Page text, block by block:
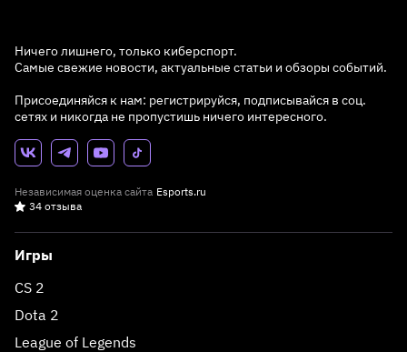
Ничего лишнего, только киберспорт.
Самые свежие новости, актуальные статьи и обзоры событий.
Присоединяйся к нам: регистрируйся, подписывайся в соц.
сетях и никогда не пропустишь ничего интересного.
Независимая оценка сайта Esports.ru
34 отзыва
Игры
CS 2
Dota 2
League of Legends